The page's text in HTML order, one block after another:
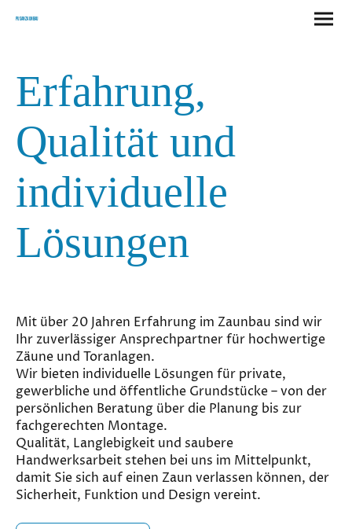
Pusan Zaunbau
Erfahrung,
Qualität und
individuelle
Lösungen
Mit über 20 Jahren Erfahrung im Zaunbau sind wir
Ihr zuverlässiger Ansprechpartner für hochwertige
Zäune und Toranlagen.
Wir bieten individuelle Lösungen für private,
gewerbliche und öffentliche Grundstücke – von der
persönlichen Beratung über die Planung bis zur
fachgerechten Montage.
Qualität, Langlebigkeit und saubere
Handwerksarbeit stehen bei uns im Mittelpunkt,
damit Sie sich auf einen Zaun verlassen können, der
Sicherheit, Funktion und Design vereint.